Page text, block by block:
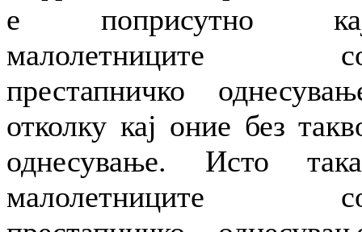
е поприсутно
малолетниците
престапничко
отколку кај оние без
однесување. Исто
малолетниците